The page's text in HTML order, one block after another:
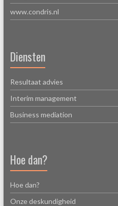
www.condris.nl
Diensten
Resultaat advies
Interim management
Business mediation
Hoe dan?
Hoe dan?
Onze deskundigheid